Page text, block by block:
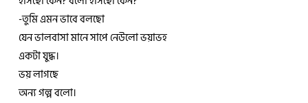
-তুমি এমন ভাবে বলছো
যেন ভালবাসা মানে সাপে নেউলো ভয়াভহ
একটা যুদ্ধ।
ভয় লাগছে
অন্য গল্প বলো।